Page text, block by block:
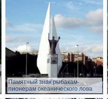
Памятный знак рыбакам-
пионерам океанического лова